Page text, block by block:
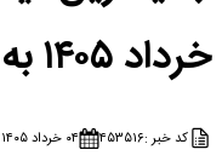
خرداد ۱۴۰۵ به تومان و دلار
کد خبر :۴۵۳۵۱۶ ۰۴ خرداد ۱۴۰۵ - ۱۴:۲۹